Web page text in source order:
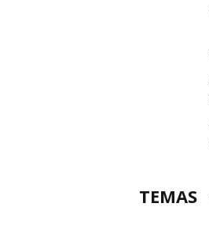
TEMAS